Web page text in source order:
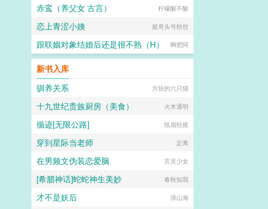
赤鸾（养父女 古言） 柠檬酸不酸
恋上青涩小姨 挺哥头号粉丝
跟联姻对象结婚后还是很不熟（H） 啊肥阿
新书入库
驯养关系
方块的六只猫
十九世纪贵族厨房（美食） 火木通明
循迹[无限公路] 纸扇轻摇
穿到星际当老师 定离
在男频文伪装恋爱脑 言灵少女
[希腊神话]蛇蛇神生美妙 春秋知我
才不是妖后 浪山海